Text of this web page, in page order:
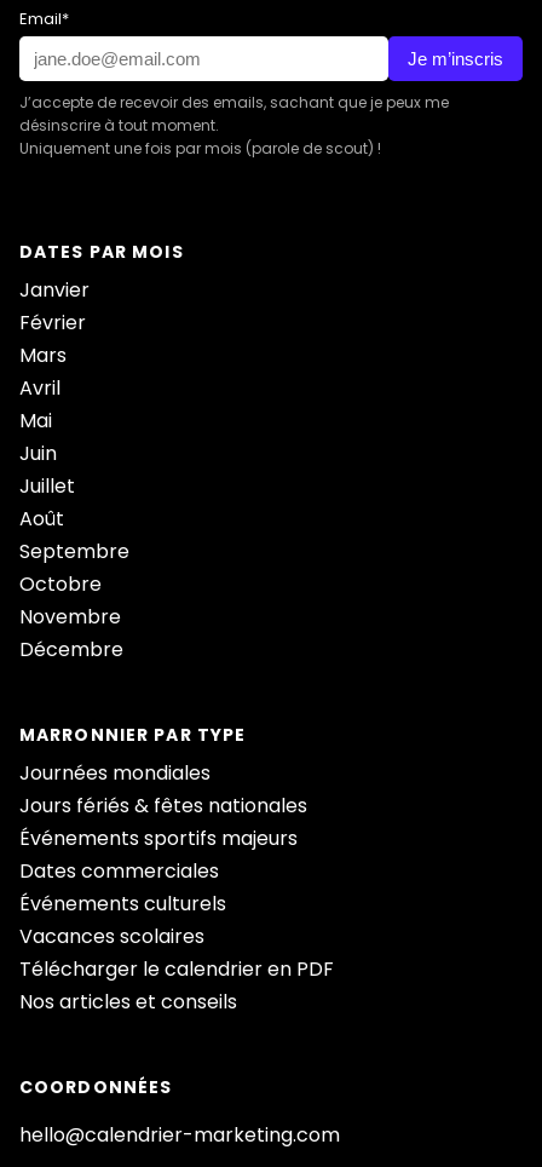
Email*
Je m’inscris
J’accepte de recevoir des emails, sachant que je peux me
désinscrire à tout moment.
Uniquement une fois par mois (parole de scout) !
DATES PAR MOIS
Janvier
Février
Mars
Avril
Mai
Juin
Juillet
Août
Septembre
Octobre
Novembre
Décembre
MARRONNIER PAR TYPE
Journées mondiales
Jours fériés & fêtes nationales
Événements sportifs majeurs
Dates commerciales
Événements culturels
Vacances scolaires
Télécharger le calendrier en PDF
Nos articles et conseils
COORDONNÉES
hello@calendrier-marketing.com